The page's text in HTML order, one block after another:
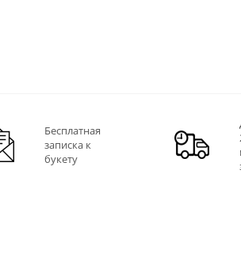
Бесплатная
записка к
букету